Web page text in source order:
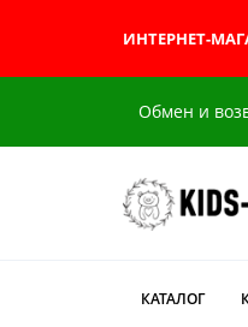
ИНТЕРНЕТ-
Обмен и
КАТАЛОГ